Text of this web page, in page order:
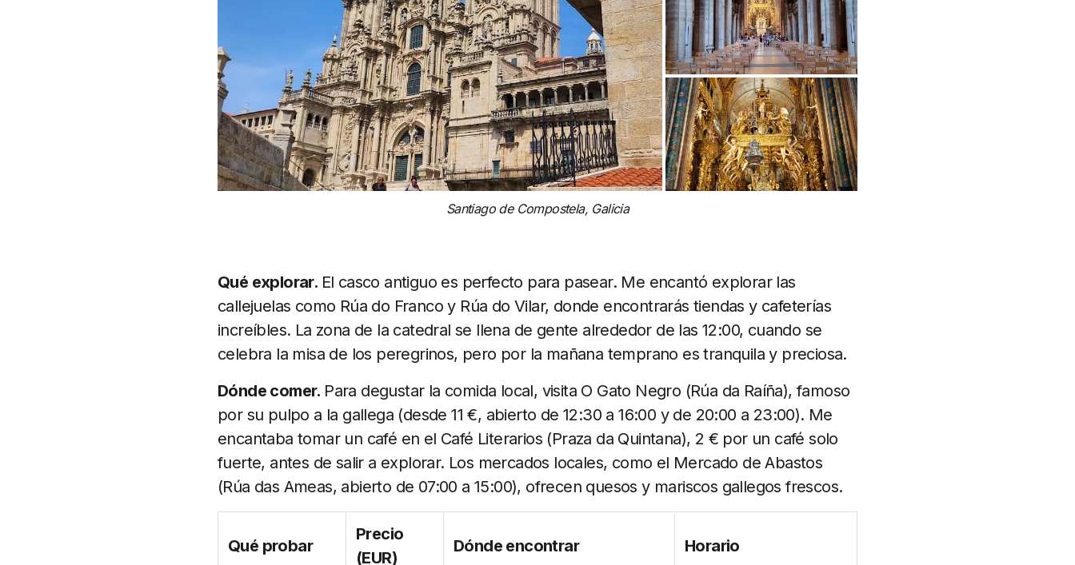
Santiago de Compostela, Galicia
Qué explorar. El casco antiguo es perfecto para pasear. Me encantó explorar las
callejuelas como Rúa do Franco y Rúa do Vilar, donde encontrarás tiendas y cafeterías
increíbles. La zona de la catedral se llena de gente alrededor de las 12:00, cuando se
celebra la misa de los peregrinos, pero por la mañana temprano es tranquila y preciosa.
Dónde comer. Para degustar la comida local, visita O Gato Negro (Rúa da Raíña), famoso
por su pulpo a la gallega (desde 11 €, abierto de 12:30 a 16:00 y de 20:00 a 23:00). Me
encantaba tomar un café en el Café Literarios (Praza da Quintana), 2 € por un café solo
fuerte, antes de salir a explorar. Los mercados locales, como el Mercado de Abastos
(Rúa das Ameas, abierto de 07:00 a 15:00), ofrecen quesos y mariscos gallegos frescos.
Qué probar
Precio
(EUR)
Dónde encontrar Horario